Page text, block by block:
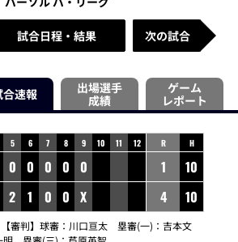
試合日程・結果 次の試合
合速報
出場選手
成績
ゲーム
レポート
5 6 7 8 9 10 11 12
0 0 0 0 0
2 1 0 0 X
R H
1
10
4
10
審判】球審：川口亘太 塁審(一)：吉本文